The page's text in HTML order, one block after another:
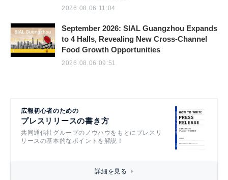
2026.08.06 11:04
September 2026: SIAL Guangzhou Expands
to 4 Halls, Revealing New Cross-Channel
Food Growth Opportunities
2026.08.06 09:51
広報初心者のための
プレスリリースの書き方
共同通信社グループのノウハウをもとにプレスリ
リースの基本的なポイントを解説！
詳細を見る